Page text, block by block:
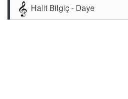
Halit Bilgiç - Daye